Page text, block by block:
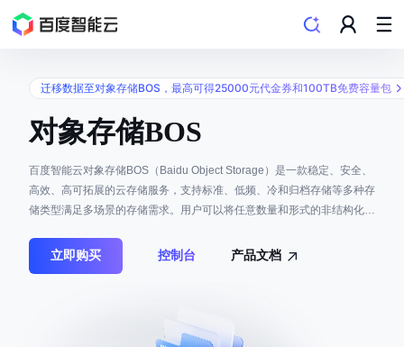
迁移数据至对象存储BOS，最高可得25000元代金券和100TB免费容量包
对象存储BOS
百度智能云对象存储BOS（Baidu Object Storage）是一款稳定、安全、
高效、高可拓展的云存储服务，支持标准、低频、冷和归档存储等多种存
储类型满足多场景的存储需求。用户可以将任意数量和形式的非结构化数
立即购买 控制台 产品文档